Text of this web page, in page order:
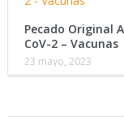
Pecado Original
CoV-2 – Vacunas
23 mayo, 2023